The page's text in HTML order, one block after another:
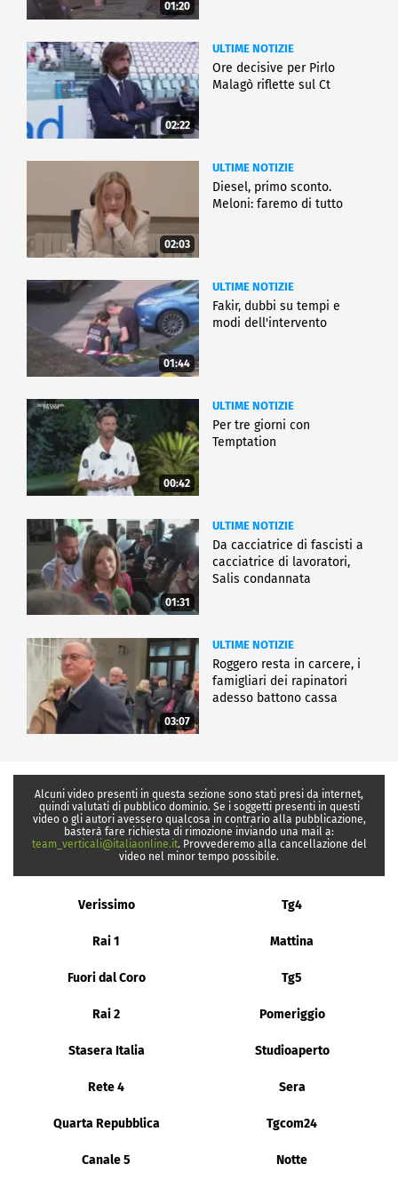
01:20
02:22
ULTIME NOTIZIE
Ore decisive per Pirlo
Malagò riflette sul Ct
02:03
ULTIME NOTIZIE
Diesel, primo sconto.
Meloni: faremo di tutto
01:44
ULTIME NOTIZIE
Fakir, dubbi su tempi e
modi dell'intervento
00:42
ULTIME NOTIZIE
Per tre giorni con
Temptation
01:31
ULTIME NOTIZIE
Da cacciatrice di fascisti a
cacciatrice di lavoratori,
Salis condannata
03:07
ULTIME NOTIZIE
Roggero resta in carcere, i
famigliari dei rapinatori
adesso battono cassa
Alcuni video presenti in questa sezione sono stati presi da internet,
quindi valutati di pubblico dominio. Se i soggetti presenti in questi
video o gli autori avessero qualcosa in contrario alla pubblicazione,
basterà fare richiesta di rimozione inviando una mail a:
team_verticali@italiaonline.it. Provvederemo alla cancellazione del
video nel minor tempo possibile.
Verissimo Tg4
Rai 1 Mattina
Fuori dal Coro Tg5
Rai 2 Pomeriggio
Stasera Italia Studioaperto
Rete 4 Sera
Quarta Repubblica Tgcom24
Canale 5 Notte